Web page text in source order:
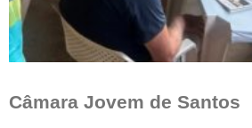
Câmara Jovem de Santos